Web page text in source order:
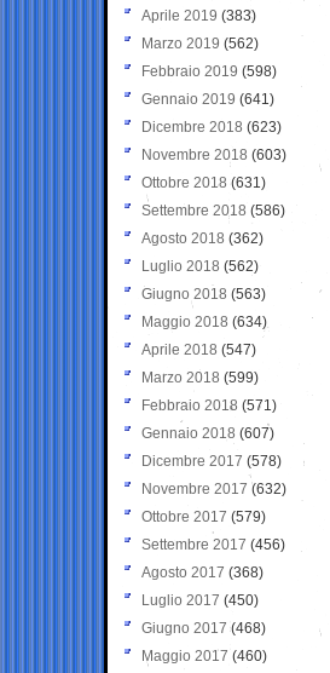
Aprile 2019 (383)
Marzo 2019 (562)
Febbraio 2019 (598)
Gennaio 2019 (641)
Dicembre 2018 (623)
Novembre 2018 (603)
Ottobre 2018 (631)
Settembre 2018 (586)
Agosto 2018 (362)
Luglio 2018 (562)
Giugno 2018 (563)
Maggio 2018 (634)
Aprile 2018 (547)
Marzo 2018 (599)
Febbraio 2018 (571)
Gennaio 2018 (607)
Dicembre 2017 (578)
Novembre 2017 (632)
Ottobre 2017 (579)
Settembre 2017 (456)
Agosto 2017 (368)
Luglio 2017 (450)
Giugno 2017 (468)
Maggio 2017 (460)